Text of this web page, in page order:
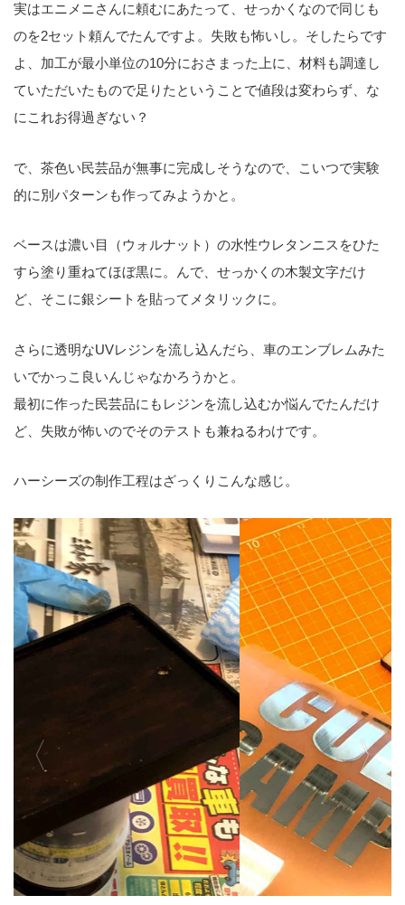
実はエニメニさんに頼むにあたって、せっかくなので同じも
のを2セット頼んでたんですよ。失敗も怖いし。そしたらです
よ、加工が最小単位の10分におさまった上に、材料も調達し
ていただいたもので足りたということで値段は変わらず、な
にこれお得過ぎない？
で、茶色い民芸品が無事に完成しそうなので、こいつで実験
的に別パターンも作ってみようかと。
ベースは濃い目（ウォルナット）の水性ウレタンニスをひた
すら塗り重ねてほぼ黒に。んで、せっかくの木製文字だけ
ど、そこに銀シートを貼ってメタリックに。
さらに透明なUVレジンを流し込んだら、車のエンブレムみた
いでかっこ良いんじゃなかろうかと。
最初に作った民芸品にもレジンを流し込むか悩んでたんだけ
ど、失敗が怖いのでそのテストも兼ねるわけです。
ハーシーズの制作工程はざっくりこんな感じ。